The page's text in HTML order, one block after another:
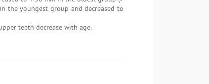
the youngest group and decreased to
teeth decrease with age.